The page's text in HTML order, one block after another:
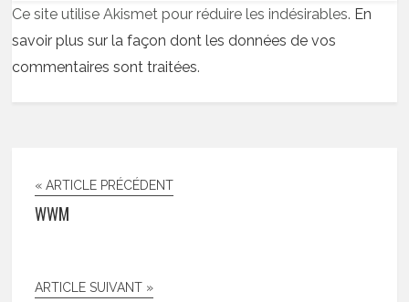
Ce site utilise Akismet pour réduire les indésirables. En
savoir plus sur la façon dont les données de vos
commentaires sont traitées.
« ARTICLE PRÉCÉDENT
WWM
ARTICLE SUIVANT »